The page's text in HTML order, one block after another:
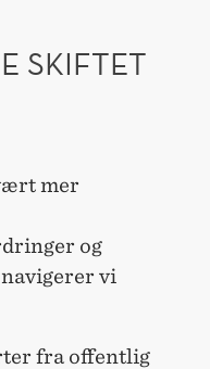
SKIFTET
mer
og
vi
fra offentlig